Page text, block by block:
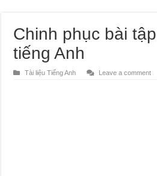
Chinh phục bài
tiếng Anh
Tài liệu Tiếng Anh Leave a comment